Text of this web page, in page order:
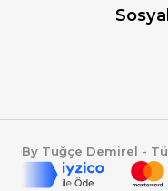
By Tuğçe Demirel -